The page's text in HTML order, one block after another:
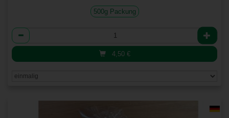
500g Packung
Anzahl
4,50 €